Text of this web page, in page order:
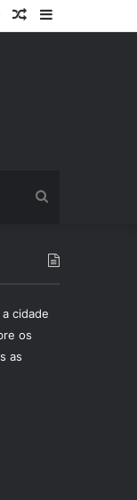
Barra
Artigo
Entrar
por
cidade
os
as